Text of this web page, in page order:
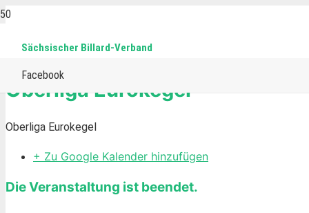
Sächsischer Billard-Verband
Facebook
HomeEvents Eurokegel Kegel
Oberliga Eurokegel
Oberliga Eurokegel
+ Zu Google Kalender hinzufügen
Die Veranstaltung ist beendet.